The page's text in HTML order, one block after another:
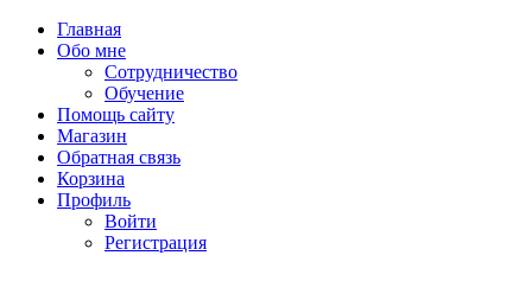
Главная
Обо мне
Сотрудничество
Обучение
Помощь сайту
Магазин
Обратная связь
Корзина
Профиль
Войти
Регистрация